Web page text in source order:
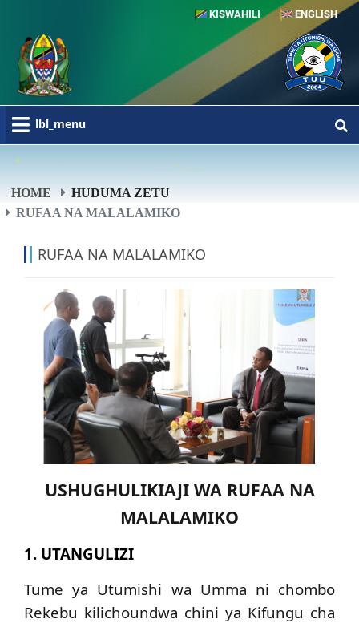
KISWAHILI ENGLISH
lbl_menu
HOME
HUDUMA ZETU
RUFAA NA MALALAMIKO
RUFAA NA MALALAMIKO
USHUGHULIKIAJI WA RUFAA NA
MALALAMIKO
1. UTANGULIZI
Tume ya Utumishi wa Umma ni chombo
Rekebu kilichoundwa chini ya Kifungu cha